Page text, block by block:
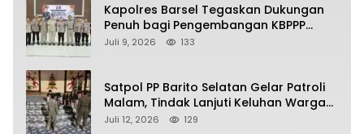
Kapolres Barsel Tegaskan Dukungan
Penuh bagi Pengembangan KBPPP
Kalimantan Tengah
Juli 9, 2026 133
Satpol PP Barito Selatan Gelar Patroli
Malam, Tindak Lanjuti Keluhan Warga
soal Balap Liar dan Remaja Nongkrong
Juli 12, 2026 129